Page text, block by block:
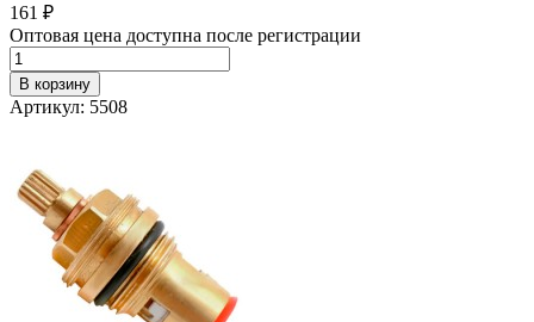
161 ₽
Оптовая цена доступна после регистрации
В корзину
Артикул: 5508